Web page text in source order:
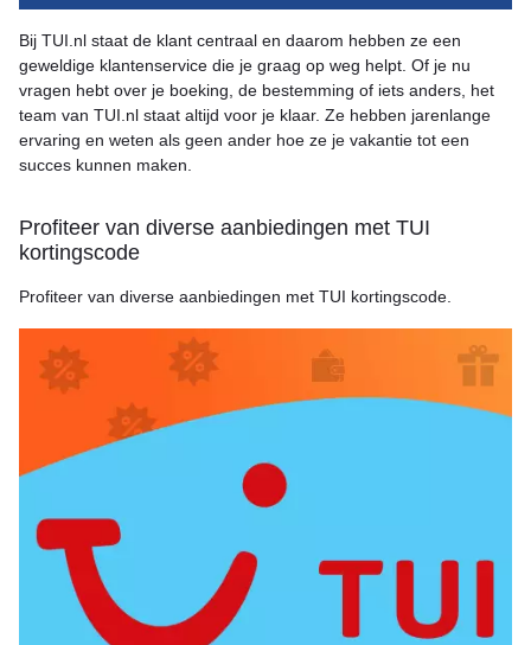
Bij TUI.nl staat de klant centraal en daarom hebben ze een
geweldige klantenservice die je graag op weg helpt. Of je nu
vragen hebt over je boeking, de bestemming of iets anders, het
team van TUI.nl staat altijd voor je klaar. Ze hebben jarenlange
ervaring en weten als geen ander hoe ze je vakantie tot een
succes kunnen maken.
Profiteer van diverse aanbiedingen met TUI
kortingscode
Profiteer van diverse aanbiedingen met TUI kortingscode.